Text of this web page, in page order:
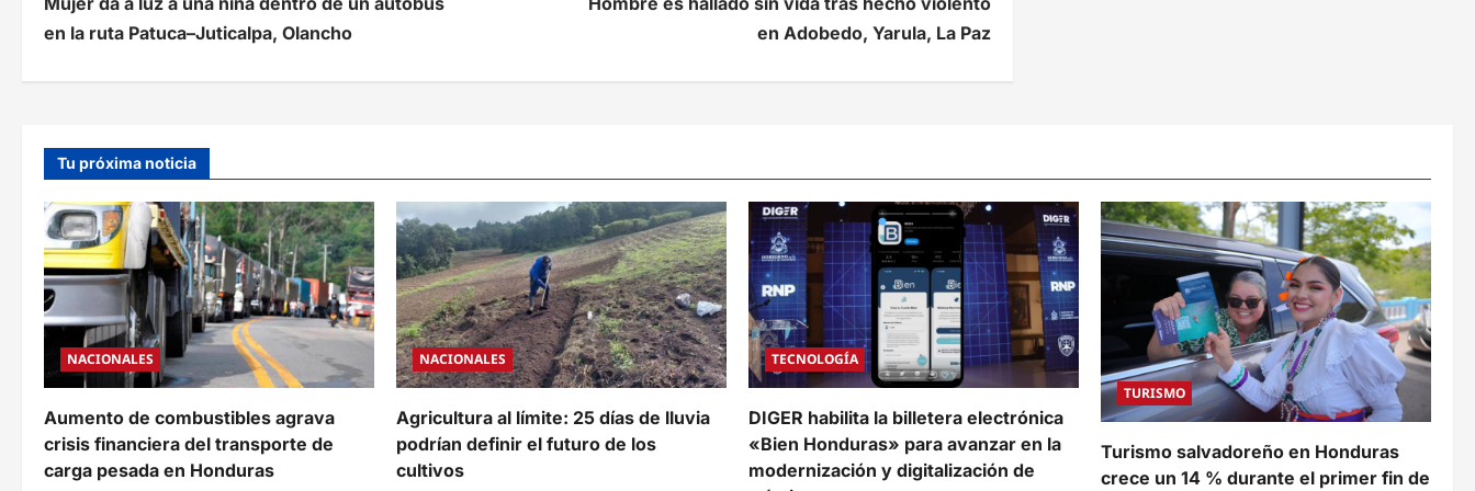
a
a
c
i
ó
n
d
e
e
en la ruta Patuca–Juticalpa, Olancho
en Adobedo, Yarula, La Paz
Tu próxima noticia
NACIONALES
Aumento de combustibles agrava
crisis financiera del transporte de
carga pesada en Honduras
NACIONALES
Agricultura al límite: 25 días de lluvia
podrían definir el futuro de los
cultivos
TECNOLOGÍA
DIGER habilita la billetera electrónica
«Bien Honduras» para avanzar en la
modernización y digitalización de
TURISMO
Turismo salvadoreño en Honduras
crece un 14 % durante el primer fin de